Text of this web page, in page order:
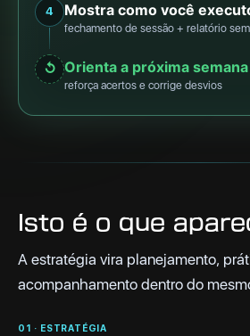
4 Mostra como você
fechamento de sessão + relatório
↺ Orienta a próxima semana
reforça acertos e corrige desvios
Isto é o que
A estratégia vira planejamento,
acompanhamento dentro do
01 · ESTRATÉGIA